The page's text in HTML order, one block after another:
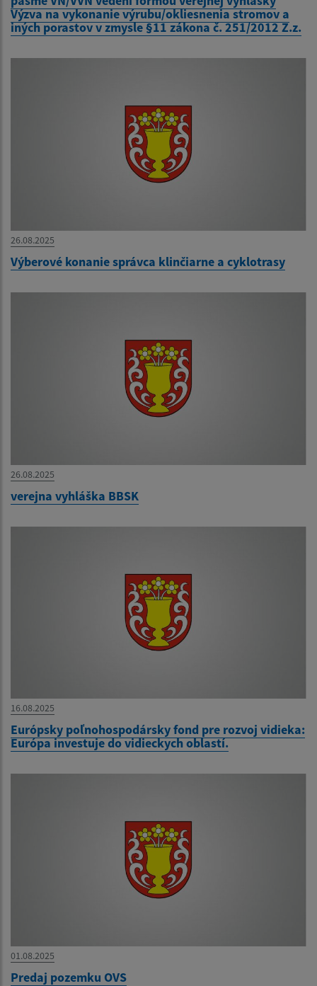
Výzva na vykonanie výrubu/okliesnenia stromov a
iných porastov v zmysle §11 zákona č. 251/2012 Z.z.
26.08.2025
Výberové konanie správca klinčiarne a cyklotrasy
26.08.2025
verejna vyhláška BBSK
16.08.2025
Európsky poľnohospodársky fond pre rozvoj vidieka:
Európa investuje do vidieckych oblastí.
01.08.2025
Predaj pozemku OVS